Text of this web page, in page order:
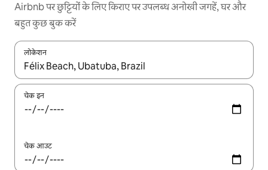
Airbnb पर छुट्टियों के लिए किराए पर उपलब्ध अनोखी जगहें, घर और
बहुत कुछ बुक करें
लोकेशन
नतीजों के उपलब्ध होने पर, अप और डाउन 'ऐरो की' का इस्तेमाल करके नेविगेट
चेक इन
चेक आउट